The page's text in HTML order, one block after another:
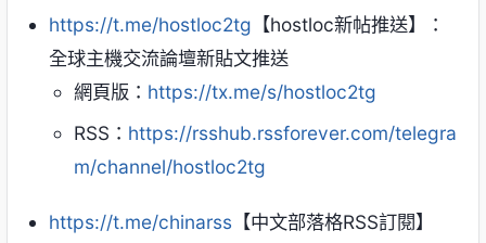
https://t.me/hostloc2tg 【hostloc新帖推送】：
全球主機交流論壇新貼文推送
網頁版： https://tx.me/s/hostloc2tg
RSS： https://rsshub.rssforever.com/telegra
m/channel/hostloc2tg
https://t.me/chinarss 【中文部落格RSS訂閱】